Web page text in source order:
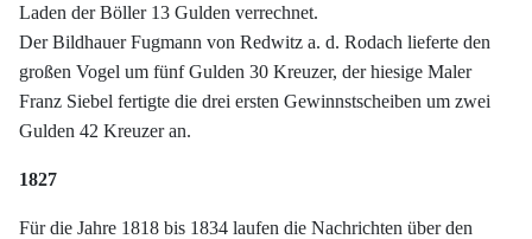
Laden der Böller 13 Gulden verrechnet.
Der Bildhauer Fugmann von Redwitz a. d. Rodach lieferte den
großen Vogel um fünf Gulden 30 Kreuzer, der hiesige Maler
Franz Siebel fertigte die drei ersten Gewinnstscheiben um zwei
Gulden 42 Kreuzer an.
1827
Für die Jahre 1818 bis 1834 laufen die Nachrichten über den